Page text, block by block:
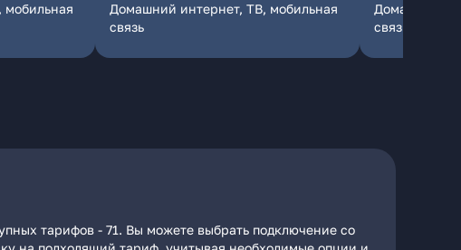
Домашний интернет, ТВ, мобильная
связь
Домашний
связь
тарифов - 71. Вы можете выбрать подключение со